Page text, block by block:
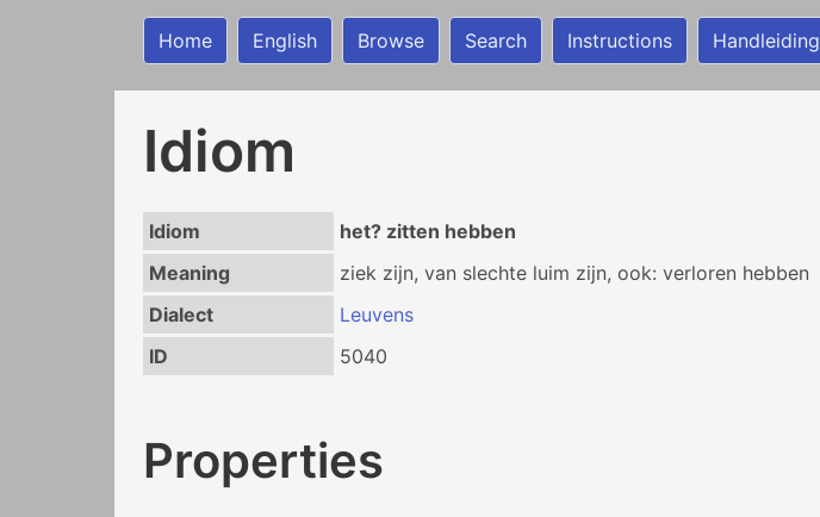
Home English Browse Search Instructions Handleiding
Idiom
Idiom
het? zitten hebben
Meaning
ziek zijn, van slechte luim zijn, ook: verloren hebben
Dialect
Leuvens
ID
5040
Properties